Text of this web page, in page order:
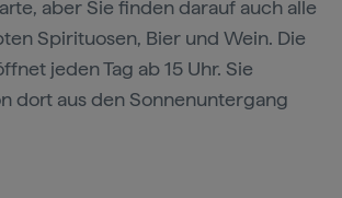
aber Sie finden darauf auch alle
Spirituosen, Bier und Wein. Die
jeden Tag ab 15 Uhr. Sie
dort aus den Sonnenuntergang